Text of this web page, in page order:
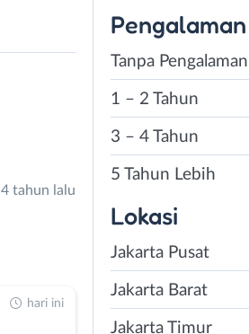
4 tahun lalu
hari ini
Pengalaman
Tanpa Pengalaman
1 – 2 Tahun
3 – 4 Tahun
5 Tahun Lebih
Lokasi
Jakarta Pusat
Jakarta Barat
Jakarta Timur